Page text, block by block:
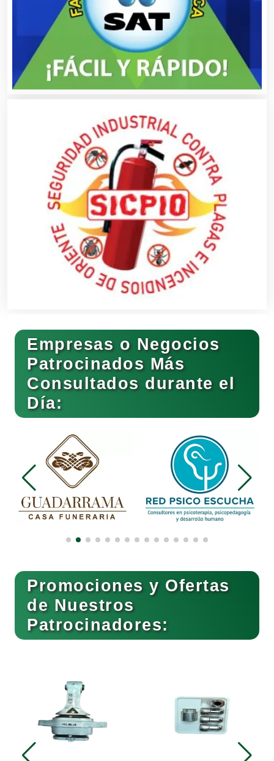
Automóviles Nuevos y Usados
Autopartes Eléctricas
Balnearios
Bancos
Banquetes
Bares y Cantinas
Basculas
Bebidas
Belleza
Bordados y Estampados
Buceo
Cafeterías
Cámaras de Comercio
Empresas o Negocios
Patrocinados Más
Consultados durante el
Día:
Promociones y Ofertas
de Nuestros
Patrocinadores: